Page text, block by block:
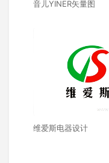
音儿YINER矢量图
维爱斯电器设计